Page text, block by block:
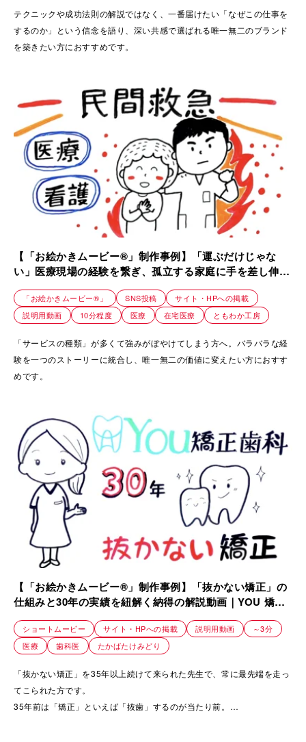
テクニックや成功法則の解説ではなく、一番届けたい「なぜこの仕事を
するのか」という信念を語り、深い共感で選ばれる唯一無二のブランド
を築きたい方におすすめです。
【「お絵かきムービー®」制作事例】「運ぶだけじゃな
い」医療現場の経験を繋ぎ、孤立する家庭に手を差し伸べ
る事業紹介動画｜町田民間救急・横浜民間救急
「お絵かきムービー®」 SNS投稿
サイト・HPへの掲載
説明用動画
10分程度 医療 在宅医療 ともわか工房
「サービスの種類」が多くて強みがぼやけてしまう方へ。バラバラな経
験を一つのストーリーに統合し、唯一無二の価値に変えたい方におすす
めです。
【「お絵かきムービー®」制作事例】「抜かない矯正」の
仕組みと30年の実績を紐解く納得の解説動画｜YOU 矯正
歯科
ショートムービー サイト・HPへの掲載 説明用動画
～3分
医療
歯科医 たかばたけみどり
「抜かない矯正」を35年以上続けて来られた先生で、常に最先端を走っ
てこられた方です。
35年前は「矯正」といえば「抜歯」するのが当たり前。